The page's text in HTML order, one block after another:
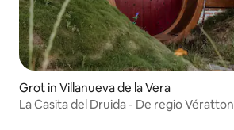
Grot in Villanueva de la Vera
La Casita del Druida - De regio Vératton